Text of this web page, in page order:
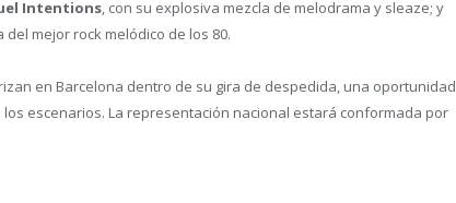
Intentions, con su explosiva mezcla de melodrama y sleaze; y
mejor rock melódico de los 80.
en Barcelona dentro de su gira de despedida, una oportunidad
escenarios. La representación nacional estará conformada por